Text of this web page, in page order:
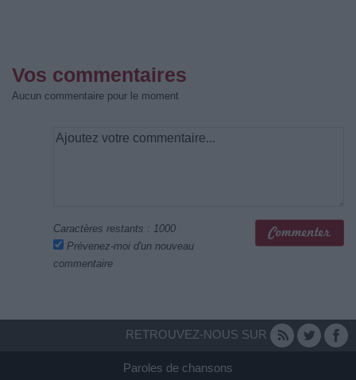
Vos commentaires
Aucun commentaire pour le moment
Caractères restants : 1000
Prévenez-moi d'un nouveau
commentaire
RETROUVEZ-NOUS SUR
Paroles de chansons